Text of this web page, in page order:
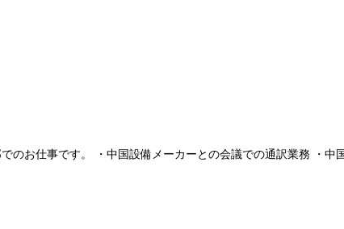
のお仕事です。 ・中国設備メーカーとの会議での通訳業務 ・中